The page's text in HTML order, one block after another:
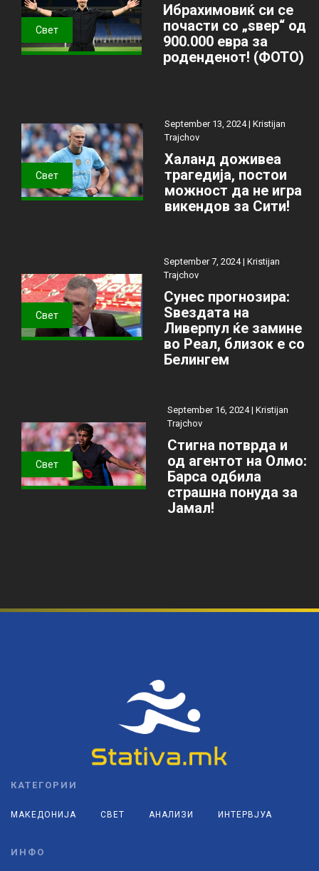
Свет
Ибрахимовиќ си се
почасти со „ѕвер“ од
900.000 евра за
роденденот! (ФОТО)
Свет
September 13, 2024 | Kristijan
Trajchov
Халанд доживеа
трагедија, постои
можност да не игра
викендов за Сити!
Свет
September 7, 2024 | Kristijan
Trajchov
Сунес прогнозира:
Ѕвездата на
Ливерпул ќе замине
во Реал, близок е со
Белингем
Свет
September 16, 2024 | Kristijan
Trajchov
Стигна потврда и
од агентот на Олмо:
Барса одбила
страшна понуда за
Јамал!
КАТЕГОРИИ
МАКЕДОНИЈА СВЕТ АНАЛИЗИ ИНТЕРВЈУА
ИНФО